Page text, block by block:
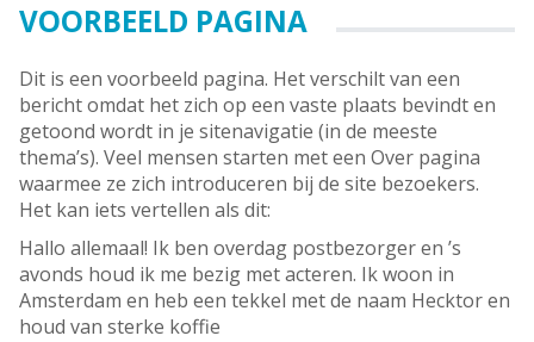
VOORBEELD PAGINA
Dit is een voorbeeld pagina. Het verschilt van een
bericht omdat het zich op een vaste plaats bevindt en
getoond wordt in je sitenavigatie (in de meeste
thema’s). Veel mensen starten met een Over pagina
waarmee ze zich introduceren bij de site bezoekers.
Het kan iets vertellen als dit:
Hallo allemaal! Ik ben overdag postbezorger en ’s
avonds houd ik me bezig met acteren. Ik woon in
Amsterdam en heb een tekkel met de naam Hecktor en
houd van sterke koffie